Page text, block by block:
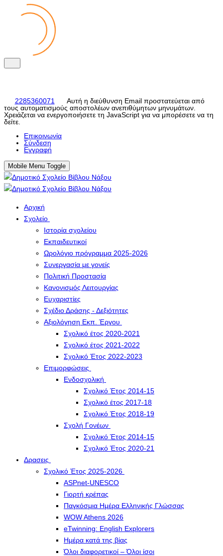
2285360071
Αυτή η διεύθυνση Email προστατεύεται από
τους αυτοματισμούς αποστολέων ανεπιθύμητων μηνυμάτων.
Χρειάζεται να ενεργοποιήσετε τη JavaScript για να μπορέσετε να τη
δείτε.
Eπικοινωνία
Σύνδεση
Εγγραφή
Mobile Menu Toggle
Αρχική
Σχολείο
Ιστορία σχολείου
Εκπαιδευτικοί
Ωρολόγιο πρόγραμμα 2025-2026
Συνεργασία με γονείς
Πολιτική Προστασία
Κανονισμός Λειτουργίας
Ευχαριστίες
Σχέδιο Δράσης - Δεξιότητες
Αξιολόγηση Εκπ. Έργου
Σχολικό έτος 2020-2021
Σχολικό έτος 2021-2022
Σχολικό Έτος 2022-2023
Επιμορφώσεις
Ενδοσχολική
Σχολικό Έτος 2014-15
Σχολικό έτος 2017-18
Σχολικό Έτος 2018-19
Σχολή Γονέων
Σχολικό Έτος 2014-15
Σχολικό Έτος 2020-21
Δρασεις
Σχολικό Έτος 2025-2026
ASPnet-UNESCO
Γιορτή κρέπας
Παγκόσμια Ημέρα Ελληνικής Γλώσσας
WOW Athens 2026
eTwinning: English Explorers
Ημέρα κατά της βίας
Όλοι διαφορετικοί – Όλοι ίσοι